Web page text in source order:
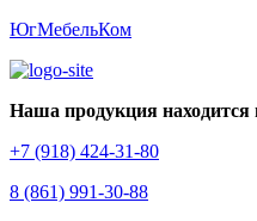
ЮгМебельКом
Наша продукция находится
+7 (918) 424-31-80
8 (861) 991-30-88